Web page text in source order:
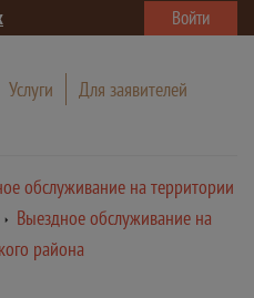
Войти
Услуги
Для заявителей
обслуживание на территории
Выездное обслуживание на
района